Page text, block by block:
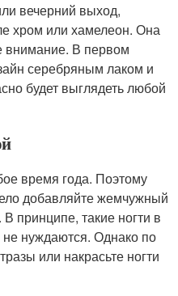
вечерний выход,
хром или хамелеон. Она
внимание. В первом
серебряным лаком и
будет выглядеть любой
время года. Поэтому
добавляйте жемчужный
принципе, такие ногти в
нуждаются. Однако по
или накрасьте ногти